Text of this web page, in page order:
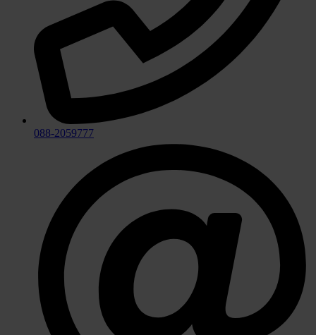
088-2059777